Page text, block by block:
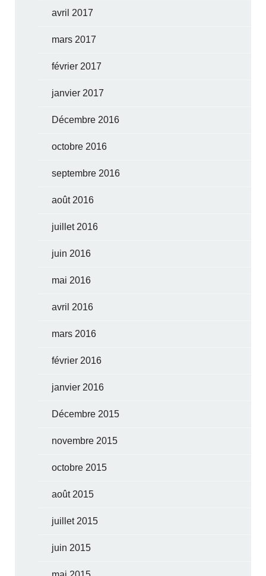
avril 2017
mars 2017
février 2017
janvier 2017
Décembre 2016
octobre 2016
septembre 2016
août 2016
juillet 2016
juin 2016
mai 2016
avril 2016
mars 2016
février 2016
janvier 2016
Décembre 2015
novembre 2015
octobre 2015
août 2015
juillet 2015
juin 2015